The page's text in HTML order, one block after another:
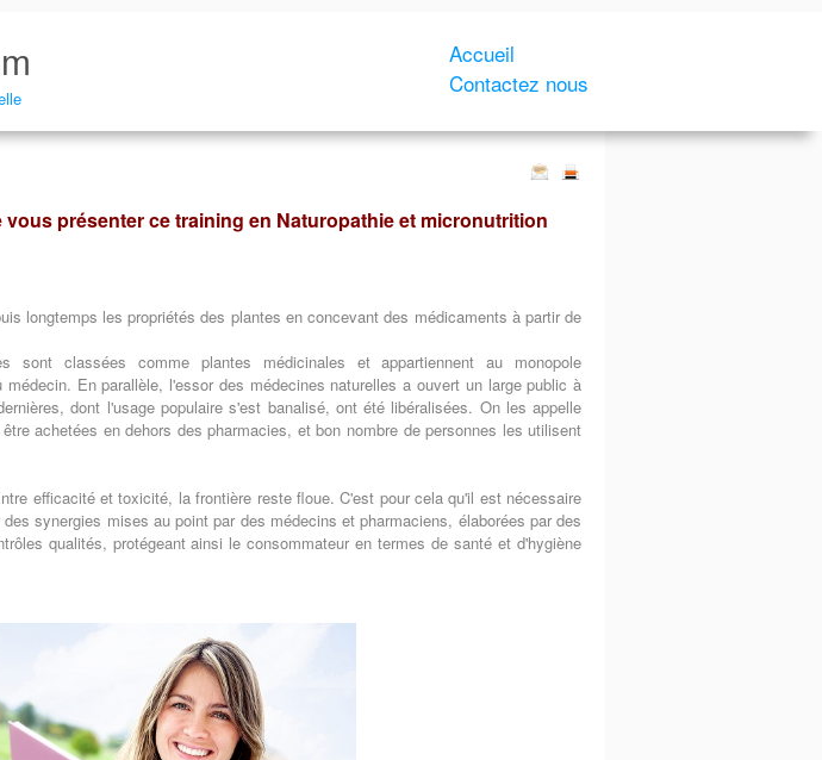
Accueil
Contactez nous
présenter ce training en Naturopathie et micronutrition
longtemps les propriétés des plantes en concevant des médicaments à partir de
sont classées comme plantes médicinales et appartiennent au monopole
En parallèle, l'essor des médecines naturelles a ouvert un large public à
dont l'usage populaire s'est banalisé, ont été libéralisées. On les appelle
achetées en dehors des pharmacies, et bon nombre de personnes les utilisent
efficacité et toxicité, la frontière reste floue. C'est pour cela qu'il est nécessaire
synergies mises au point par des médecins et pharmaciens, élaborées par des
qualités, protégeant ainsi le consommateur en termes de santé et d'hygiène